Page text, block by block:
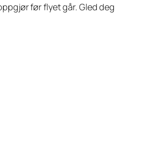
før flyet går. Gled deg